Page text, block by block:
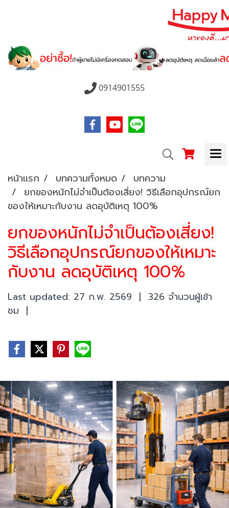
0914901555
หน้าแรก บทความทั้งหมด
บทความ
ยกของหนักไม่จำเป็นต้องเสี่ยง! วิธีเลือกอุปกรณ์ยก
ของให้เหมาะกับงาน ลดอุบัติเหตุ 100%
ยกของหนักไม่จำเป็นต้องเสี่ยง!
วิธีเลือกอุปกรณ์ยกของให้เหมาะ
กับงาน ลดอุบัติเหตุ 100%
Last updated: 27 ก.พ. 2569 | 326 จำนวนผู้เข้า
ชม |